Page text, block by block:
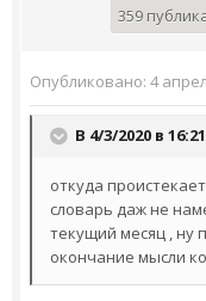
359
Опубликовано: 4
В 4/3/2020 в
откуда
словарь даж не
текущий месяц , ну
окончание мысли